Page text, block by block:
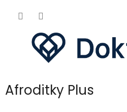
Afroditky Plus